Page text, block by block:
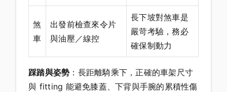
煞
車
出發前檢查來令片
與油壓／線控
長下坡對煞車是
嚴苛考驗，務必
確保制動力
踩踏與姿勢 ：長距離騎乘下，正確的車架尺寸
與 fitting 能避免膝蓋、下背與手腕的累積性傷